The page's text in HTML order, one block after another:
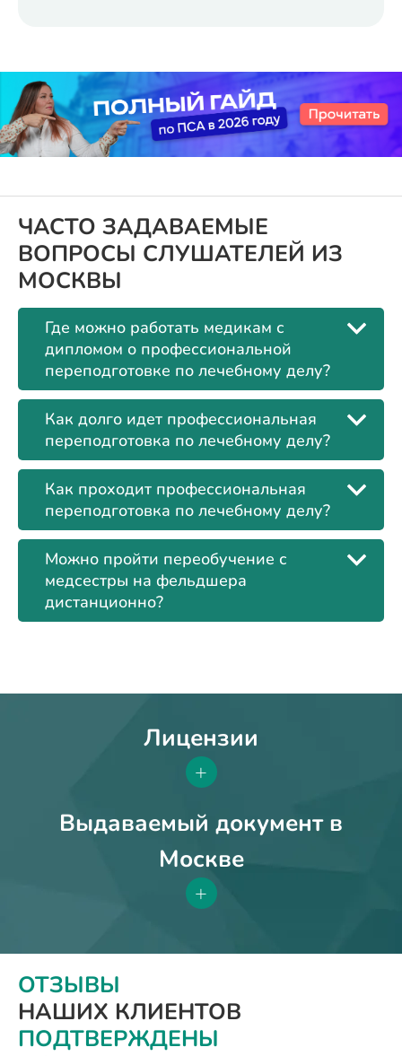
ЧАСТО ЗАДАВАЕМЫЕ
ВОПРОСЫ СЛУШАТЕЛЕЙ ИЗ
МОСКВЫ
Где можно работать медикам с
дипломом о профессиональной
переподготовке по лечебному делу?
Как долго идет профессиональная
переподготовка по лечебному делу?
Как проходит профессиональная
переподготовка по лечебному делу?
Можно пройти переобучение с
медсестры на фельдшера
дистанционно?
Лицензии
+
Выдаваемый документ в
Москве
+
ОТЗЫВЫ
НАШИХ КЛИЕНТОВ
ПОДТВЕРЖДЕНЫ